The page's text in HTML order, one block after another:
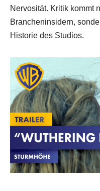
Nervosität. Kritik kommt
Brancheninsidern,
Historie des Studios.